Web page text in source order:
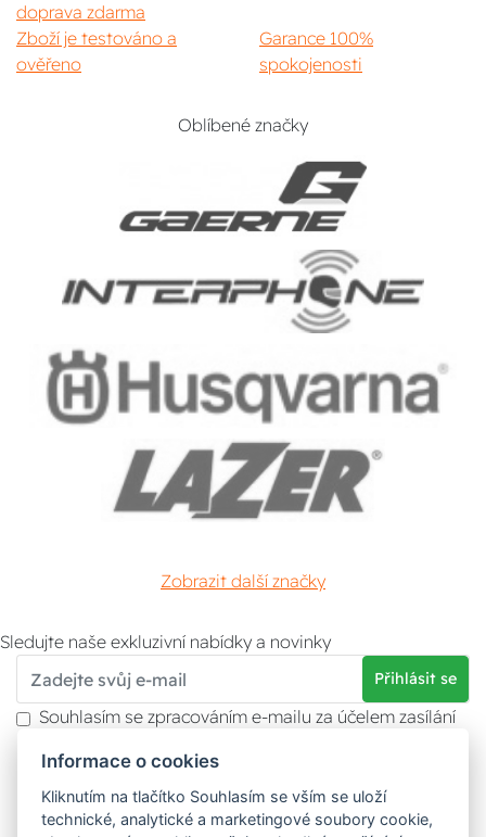
doprava zdarma
Zboží je testováno a
ověřeno
Garance 100%
spokojenosti
Oblíbené značky
Zobrazit další značky
Sledujte naše exkluzivní nabídky a novinky
Přihlásit se
Souhlasím se zpracováním e-mailu za účelem zasílání
Více informací naleznete v
údajů . Souhlas můžete kdykoliv odvolat.
Informace o cookies
Kliknutím na tlačítko Souhlasím se vším se uloží
technické, analytické a marketingové soubory cookie,